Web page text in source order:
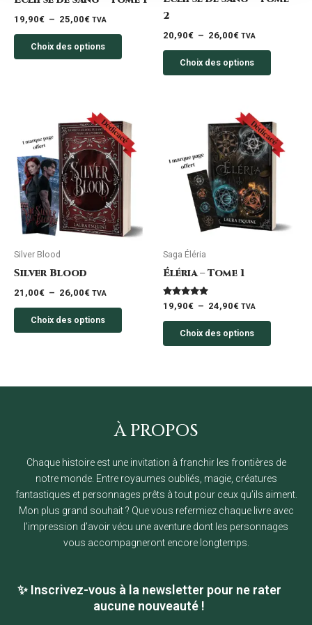
19,90€ – 25,00€ TVA
Choix des options
du
2
20,90€ – 26,00€ TVA
Choix des options
produit
Silver Blood
Silver Blood
21,00€ – 26,00€
Plage
de
prix :
21,00€
26,00€
TVA
Choix des options
produit
a
variations.
peuvent
page
du
Saga Éléria
Éléria – Tome 1
Note
5.00
sur 5
19,90€ – 24,90€
Plage
de
prix :
19,90€
à
24,90€
TVA
Choix des options
produit
a
plusieurs
peuvent
produit
À PROPOS
Chaque histoire est une invitation à franchir les frontières de
notre monde. Entre royaumes oubliés, magie, créatures
fantastiques et personnages prêts à tout pour ceux qu’ils aiment.
Mon plus grand souhait ? Que vous refermiez chaque livre avec
l’impression d’avoir vécu une aventure dont les personnages
vous accompagneront encore longtemps.
✨ Inscrivez-vous à la newsletter pour ne rater
aucune nouveauté !